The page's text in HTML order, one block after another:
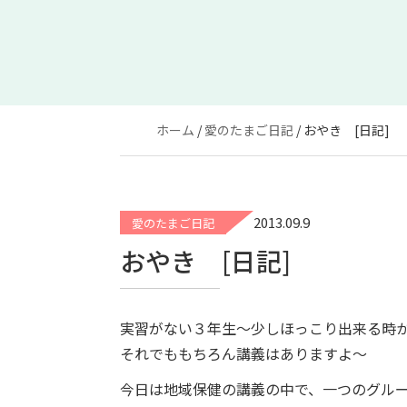
ホーム 愛のたまご日記 おやき [日記]
愛のたまご日記 2013.09.9
おやき [日記]
実習がない３年生～少しほっこり出来る時
それでももちろん講義はありますよ～
今日は地域保健の講義の中で、一つのグル